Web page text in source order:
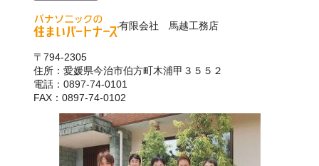
有限会社 馬越工務店
〒794-2305
住所：愛媛県今治市伯方町木浦甲３５５２
電話：0897-74-0101
FAX：0897-74-0102